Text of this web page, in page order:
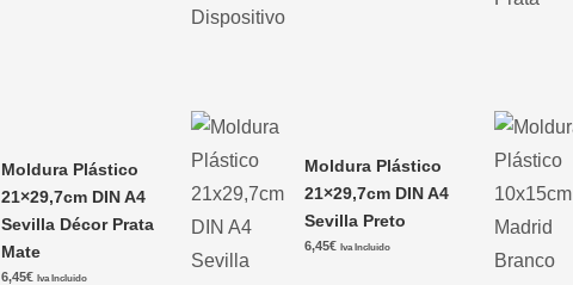
Moldura Plástico
21×29,7cm DIN A4
Sevilla Décor Prata
Mate
6,45€ Iva Incluido
Moldura Plástico
21×29,7cm DIN A4
Sevilla Preto
6,45€ Iva Incluido